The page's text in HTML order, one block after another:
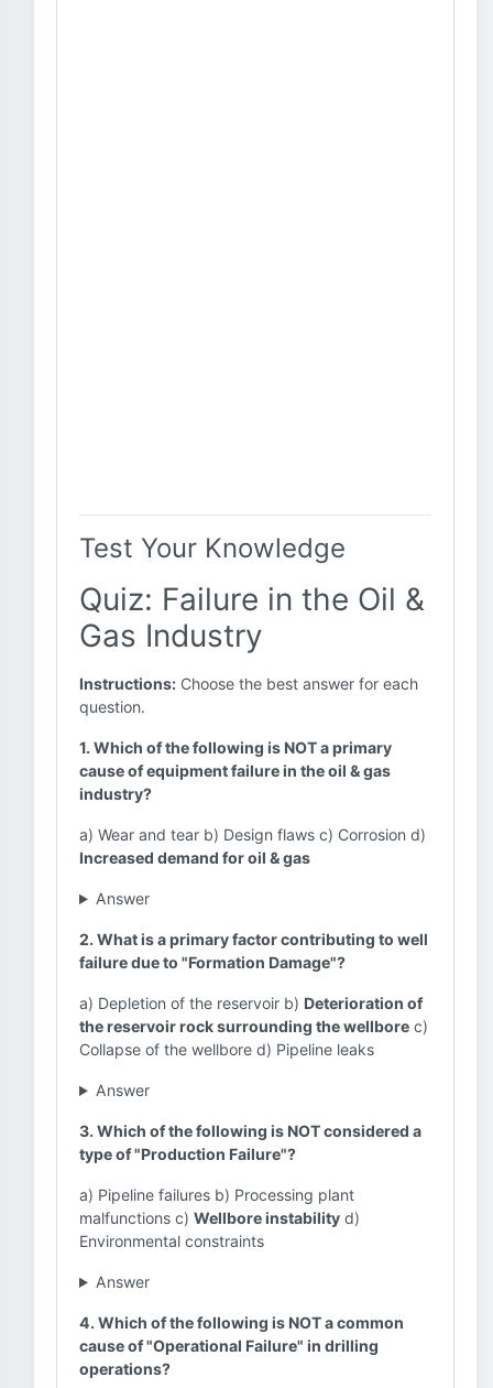
Test Your Knowledge
Quiz: Failure in the Oil &
Gas Industry
Instructions: Choose the best answer for each
question.
1. Which of the following is NOT a primary
cause of equipment failure in the oil & gas
industry?
a) Wear and tear b) Design flaws c) Corrosion d)
Increased demand for oil & gas
Answer
2. What is a primary factor contributing to well
failure due to "Formation Damage"?
a) Depletion of the reservoir b) Deterioration of
the reservoir rock surrounding the wellbore c)
Collapse of the wellbore d) Pipeline leaks
Answer
3. Which of the following is NOT considered a
type of "Production Failure"?
a) Pipeline failures b) Processing plant
malfunctions c) Wellbore instability d)
Environmental constraints
Answer
4. Which of the following is NOT a common
cause of "Operational Failure" in drilling
operations?